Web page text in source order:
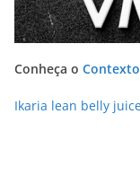
Conheça o
Ikaria lean belly